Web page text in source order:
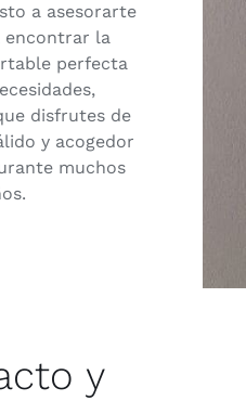
a asesorarte
encontrar la
perfecta
disfrutes de
y acogedor
muchos
y